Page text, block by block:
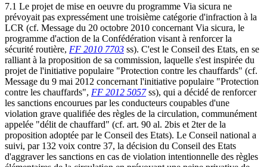
7.1 Le projet de mise en oeuvre du programme Via sicura ne
prévoyait pas expressément une troisième catégorie d'infraction à la
LCR (cf. Message du 20 octobre 2010 concernant Via sicura, le
programme d'action de la Confédération visant à renforcer la
sécurité routière, FF 2010 7703 ss). C'est le Conseil des Etats, en se
ralliant à la proposition de sa commission, laquelle s'est inspirée du
projet de l'initiative populaire "Protection contre les chauffards" (cf.
Message du 9 mai 2012 concernant l'initiative populaire "Protection
contre les chauffards", FF 2012 5057ss), qui a décidé de renforcer
les sanctions encourues par les conducteurs coupables d'une
violation grave qualifiée des règles de la circulation, communément
appelée "délit de chauffard" (cf. art. 90 al. 2bis et 2ter de la
proposition adoptée par le Conseil des Etats). Le Conseil national a
suivi, par 132 voix contre 37, la décision du Conseil des Etats
d'aggraver les sanctions en cas de violation intentionnelle des règles